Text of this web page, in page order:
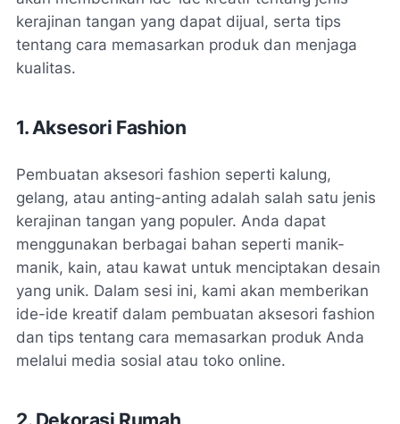
kerajinan tangan yang dapat dijual, serta tips
tentang cara memasarkan produk dan menjaga
kualitas.
1. Aksesori Fashion
Pembuatan aksesori fashion seperti kalung,
gelang, atau anting-anting adalah salah satu jenis
kerajinan tangan yang populer. Anda dapat
menggunakan berbagai bahan seperti manik-
manik, kain, atau kawat untuk menciptakan desain
yang unik. Dalam sesi ini, kami akan memberikan
ide-ide kreatif dalam pembuatan aksesori fashion
dan tips tentang cara memasarkan produk Anda
melalui media sosial atau toko online.